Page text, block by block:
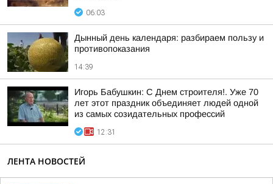
06:03
Дынный день календаря: разбираем пользу и
противопоказания
14:39
Игорь Бабушкин: С Днем строителя!. Уже 70
лет этот праздник объединяет людей одной
из самых созидательных профессий
12:31
ЛЕНТА НОВОСТЕЙ